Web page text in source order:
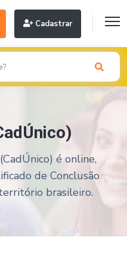
Cadastrar
é online,
de Conclusão
brasileiro.